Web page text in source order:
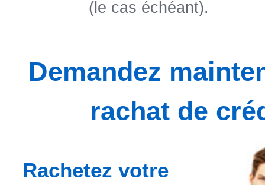
(le cas échéant).
Demandez
rachat de
Rachetez votre